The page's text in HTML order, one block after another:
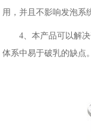
用，并且不影响发泡系
4、本产品可以解决
体系中易于破乳的缺点。